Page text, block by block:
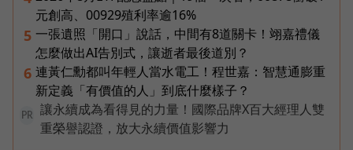
元創高、00929殖利率逾16%
5 一張遺照「開口」說話，中間有8道關卡！翊嘉禮儀
怎麼做出AI告別式，讓逝者最後道別？
6 連黃仁勳都叫年輕人當水電工！程世嘉：智慧通膨重
新定義「有價值的人」到底什麼樣子？
PR
讓永續成為看得見的力量！國際品牌X百大經理人雙
重榮譽認證，放大永續價值影響力